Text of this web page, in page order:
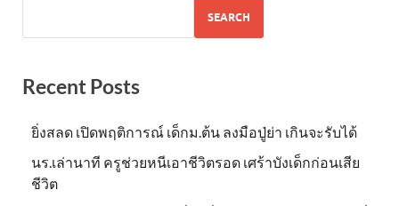
SEARCH
Recent Posts
ยิ่งสลด เปิดพฤติการณ์ เด็กม.ต้น ลงมือปู่ย่า เกินจะรับได้
นร.เล่านาที ครูช่วยหนีเอาชีวิตรอด เศร้าบังเด็กก่อนเสีย
ชีวิต